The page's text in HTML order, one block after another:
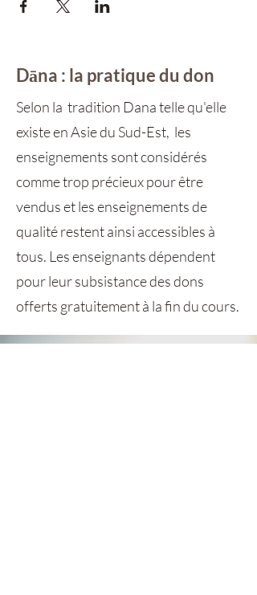
Dāna : la pratique du don
Selon la tradition Dana telle qu'elle
existe en Asie du Sud-Est, les
enseignements sont considérés
comme trop précieux pour être
vendus et les enseignements de
qualité restent ainsi accessibles à
tous. Les enseignants dépendent
pour leur subsistance des dons
offerts gratuitement à la fin du cours.